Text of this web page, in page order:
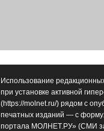
Использование
при установке активной
(https://molnet.ru/) рядом с
печатных изданий — с
портала МОЛНЕТ.РУ» (СМИ